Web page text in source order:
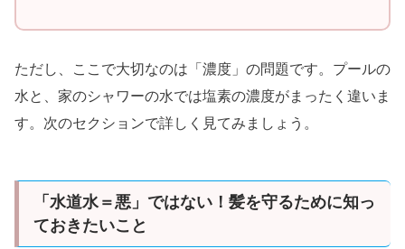
ただし、ここで大切なのは「濃度」の問題です。プールの
水と、家のシャワーの水では塩素の濃度がまったく違いま
す。次のセクションで詳しく見てみましょう。
「水道水＝悪」ではない！髪を守るために知っ
ておきたいこと